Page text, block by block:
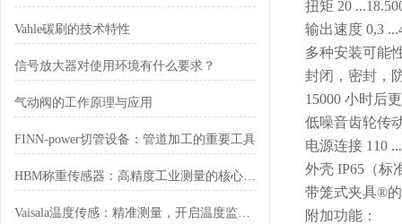
Vahle碳刷的技术特性
信号放大器对使用环境有什么要求？
气动阀的工作原理与应用
FINN-power切管设备：管道加工的重要工具
HBM称重传感器：高精度工业测量的核心元件
Vaisala温度传感：精准测量，开启温度监测新境界
扭矩 20
输出速度 0,3
多种安装可能
封闭，密封，
15000 小时后
低噪音齿轮传
电源连接 110
外壳 IP65（标
带笼式夹具®
附加功能：